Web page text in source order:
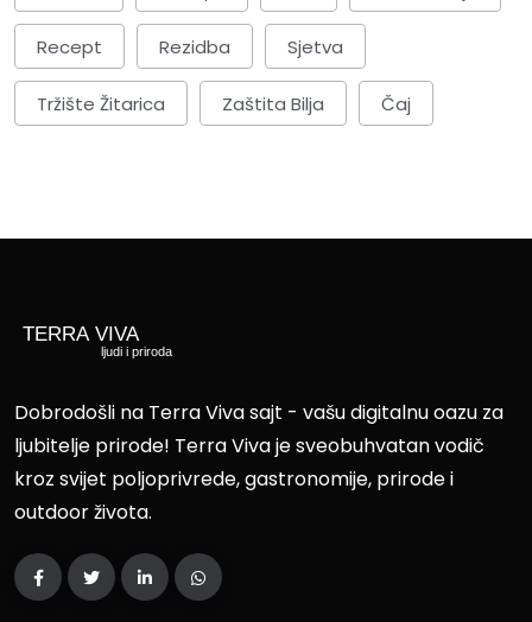
Recept Rezidba Sjetva
Tržište Žitarica Zaštita Bilja Čaj
Dobrodošli na Terra Viva sajt - vašu digitalnu oazu za
ljubitelje prirode! Terra Viva je sveobuhvatan vodič
kroz svijet poljoprivrede, gastronomije, prirode i
outdoor života.